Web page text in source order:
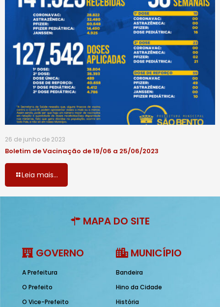
26 de junho de 2023
Boletim de Vacinação de 19/06 a 25/06/2023
Leia mais...
MAPA DO SITE
GOVERNO
A Prefeitura
O Prefeito
O Vice-Prefeito
MUNICÍPIO
Bandeira
Hino da Cidade
História